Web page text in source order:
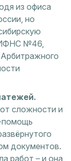
из офиса
но
№46,
сложности и
помощь
документов.
работ – и она